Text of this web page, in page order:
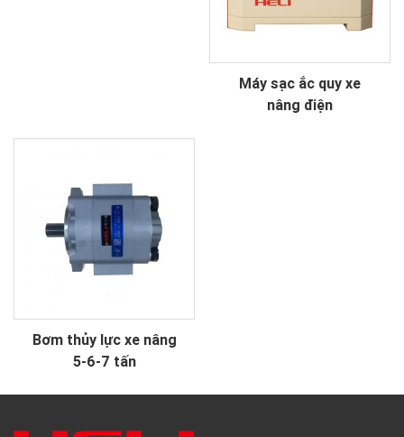
Máy sạc ắc quy xe
nâng điện
Bơm thủy lực xe nâng
5-6-7 tấn